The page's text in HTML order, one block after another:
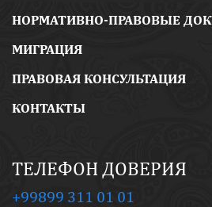
НОРМАТИВНО-ПРАВОВЫЕ
МИГРАЦИЯ
ПРАВОВАЯ КОНСУЛЬТАЦИЯ
КОНТАКТЫ
ТЕЛЕФОН ДОВЕРИЯ
+99899 311 01 01